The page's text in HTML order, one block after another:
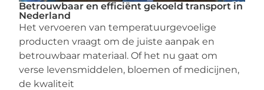
Betrouwbaar en efficiënt gekoeld transport in
Nederland
Het vervoeren van temperatuurgevoelige
producten vraagt om de juiste aanpak en
betrouwbaar materiaal. Of het nu gaat om
verse levensmiddelen, bloemen of medicijnen,
de kwaliteit